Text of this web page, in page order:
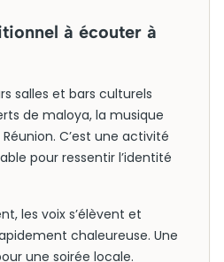
à écouter à
salles et bars culturels
de maloya, la musique
C’est une activité
pour ressentir l’identité
les voix s’élèvent et
chaleureuse. Une
une soirée locale.